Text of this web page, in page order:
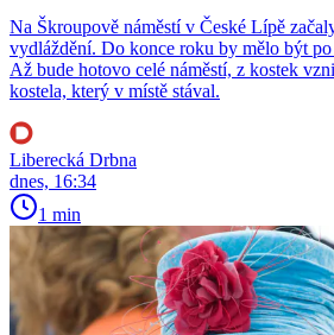
Na Škroupově náměstí v České Lípě
vydláždění. Do konce roku by mělo být po
Až bude hotovo celé náměstí, z kostek
kostela, který v místě stával.
Liberecká Drbna
dnes, 16:34
1 min